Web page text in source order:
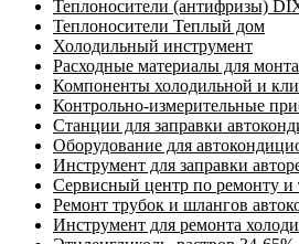
Теплоносители (антифризы)
Теплоносители Теплый дом
Холодильный инструмент
Расходные материалы для
Компоненты холодильной и
Контрольно-измерительные
Станции для заправки
Оборудование для
Инструмент для заправки
Сервисный центр по ремонту и
Ремонт трубок и шлангов
Инструмент для ремонта